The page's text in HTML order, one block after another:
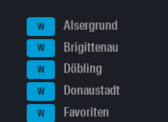
W Alsergrund
W Brigittenau
W Döbling
W Donaustadt
W Favoriten